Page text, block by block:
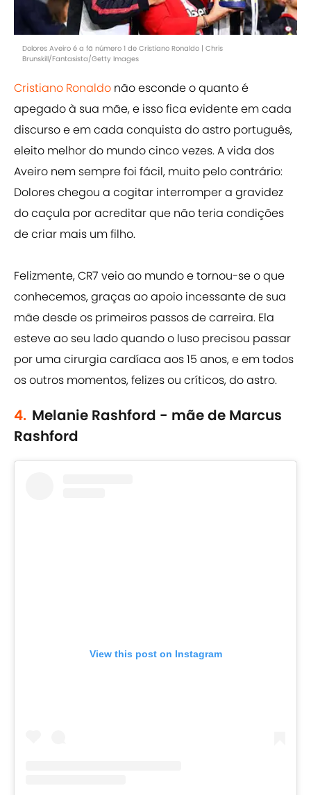
Dolores Aveiro é a fã número 1 de Cristiano Ronaldo | Chris
Brunskill/Fantasista/Getty Images
Cristiano Ronaldo não esconde o quanto é
apegado à sua mãe, e isso fica evidente em cada
discurso e em cada conquista do astro português,
eleito melhor do mundo cinco vezes. A vida dos
Aveiro nem sempre foi fácil, muito pelo contrário:
Dolores chegou a cogitar interromper a gravidez
do caçula por acreditar que não teria condições
de criar mais um filho.
Felizmente, CR7 veio ao mundo e tornou-se o que
conhecemos, graças ao apoio incessante de sua
mãe desde os primeiros passos de carreira. Ela
esteve ao seu lado quando o luso precisou passar
por uma cirurgia cardíaca aos 15 anos, e em todos
os outros momentos, felizes ou críticos, do astro.
4. Melanie Rashford - mãe de Marcus
Rashford
View this post on Instagram